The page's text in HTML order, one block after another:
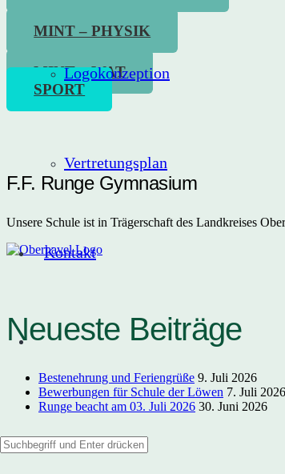
Logokonzeption
Vertretungsplan
Kontakt
MINT – PHYSIK
MINT – WAT
SPORT
F.F. Runge Gymnasium
Unsere Schule ist in Trägerschaft des Landkreises
Neueste Beiträge
Bestenehrung und Feriengrüße 9. Juli 2026
Bewerbungen für Schule der Löwen 7. Juli 2026
Runge beacht am 03. Juli 2026 30. Juni 2026